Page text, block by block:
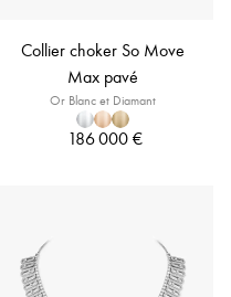
Collier choker So Move
Max pavé
Or Blanc et Diamant
186 000 €